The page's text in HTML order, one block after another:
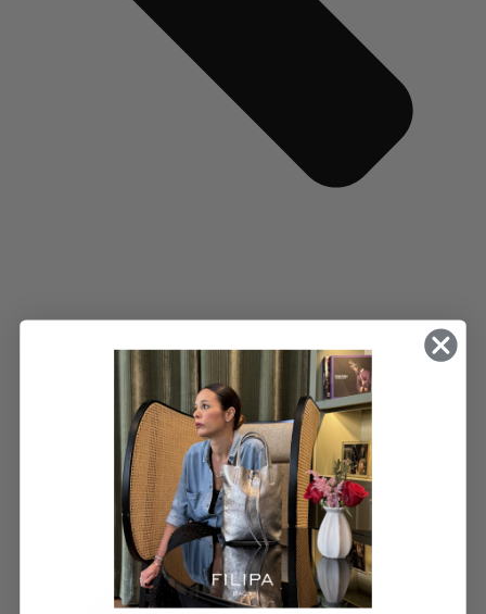
Una blazer, unas cowboy y Pipa negro
Cuadros, pana y Muna en ante gris